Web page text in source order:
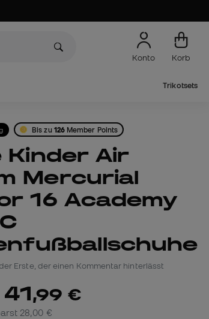
Konto Korb
Trikotsets
Bis zu 126Member Points
Mercurial
16 Academy
Erste, der einen Kommentar hinterlässt
41,99 €
28,00 €